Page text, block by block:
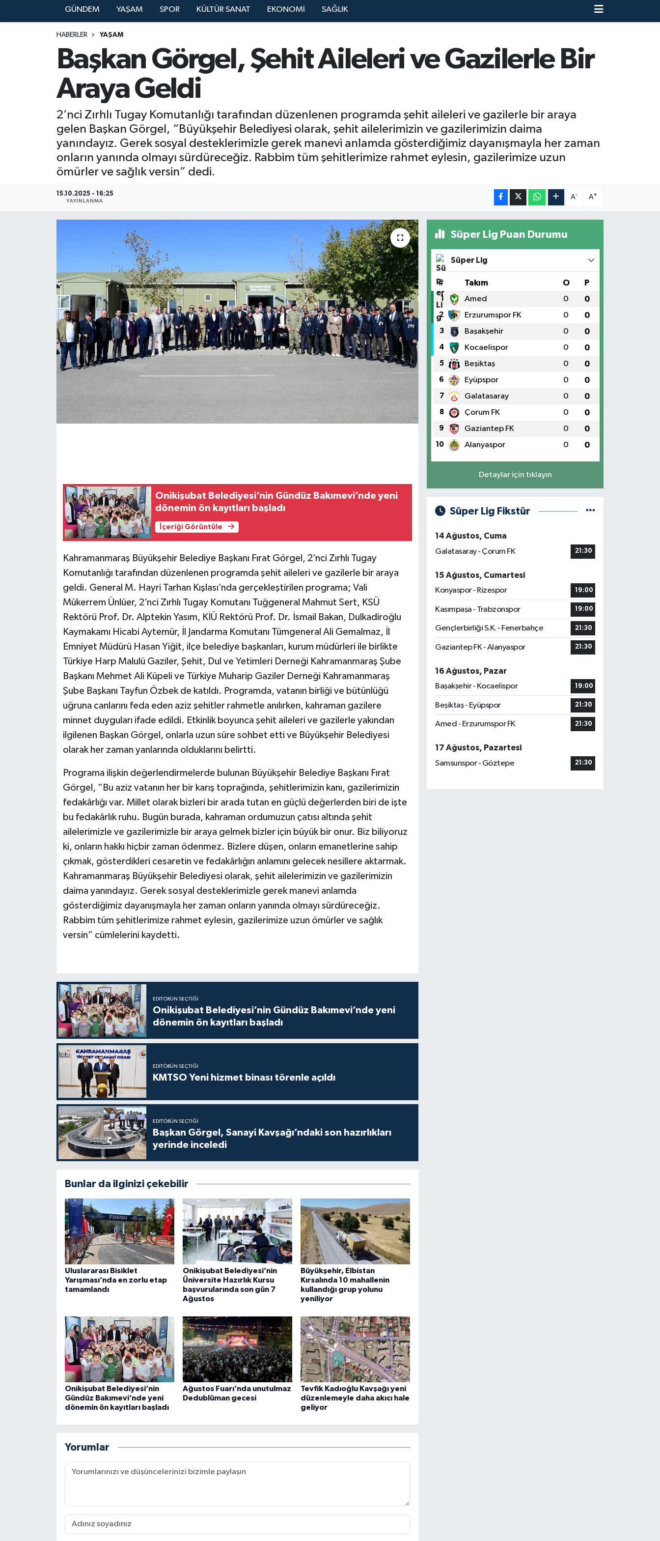
GÜNDEM YAŞAM SPOR KÜLTÜR SANAT EKONOMİ SAĞLIK
HABERLER YAŞAM
Başkan Görgel, Şehit Aileleri ve Gazilerle Bir
Araya Geldi
2’nci Zırhlı Tugay Komutanlığı tarafından düzenlenen programda şehit aileleri ve gazilerle bir araya
gelen Başkan Görgel, “Büyükşehir Belediyesi olarak, şehit ailelerimizin ve gazilerimizin daima
yanındayız. Gerek sosyal desteklerimizle gerek manevi anlamda gösterdiğimiz dayanışmayla her zaman
onların yanında olmayı sürdüreceğiz. Rabbim tüm şehitlerimize rahmet eylesin, gazilerimize uzun
ömürler ve sağlık versin” dedi.
15.10.2025 - 16:25
YAYINLANMA
A- A+
Onikişubat Belediyesi’nin Gündüz Bakımevi’nde yeni
dönemin ön kayıtları başladı
İçeriği Görüntüle
Kahramanmaraş Büyükşehir Belediye Başkanı Fırat Görgel, 2’nci Zırhlı Tugay
Komutanlığı tarafından düzenlenen programda şehit aileleri ve gazilerle bir araya
geldi. General M. Hayri Tarhan Kışlası’nda gerçekleştirilen programa; Vali
Mükerrem Ünlüer, 2’nci Zırhlı Tugay Komutanı Tuğgeneral Mahmut Sert, KSÜ
Rektörü Prof. Dr. Alptekin Yasım, KİÜ Rektörü Prof. Dr. İsmail Bakan, Dulkadiroğlu
Kaymakamı Hicabi Aytemür, İl Jandarma Komutanı Tümgeneral Ali Gemalmaz, İl
Emniyet Müdürü Hasan Yiğit, ilçe belediye başkanları, kurum müdürleri ile birlikte
Türkiye Harp Malulü Gaziler, Şehit, Dul ve Yetimleri Derneği Kahramanmaraş Şube
Başkanı Mehmet Ali Küpeli ve Türkiye Muharip Gaziler Derneği Kahramanmaraş
Şube Başkanı Tayfun Özbek de katıldı. Programda, vatanın birliği ve bütünlüğü
uğruna canlarını feda eden aziz şehitler rahmetle anılırken, kahraman gazilere
minnet duyguları ifade edildi. Etkinlik boyunca şehit aileleri ve gazilerle yakından
ilgilenen Başkan Görgel, onlarla uzun süre sohbet etti ve Büyükşehir Belediyesi
olarak her zaman yanlarında olduklarını belirtti.
Programa ilişkin değerlendirmelerde bulunan Büyükşehir Belediye Başkanı Fırat
Görgel, “Bu aziz vatanın her bir karış toprağında, şehitlerimizin kanı, gazilerimizin
fedakârlığı var. Millet olarak bizleri bir arada tutan en güçlü değerlerden biri de işte
bu fedakârlık ruhu. Bugün burada, kahraman ordumuzun çatısı altında şehit
ailelerimizle ve gazilerimizle bir araya gelmek bizler için büyük bir onur. Biz biliyoruz
ki, onların hakkı hiçbir zaman ödenmez. Bizlere düşen, onların emanetlerine sahip
çıkmak, gösterdikleri cesaretin ve fedakârlığın anlamını gelecek nesillere aktarmak.
Kahramanmaraş Büyükşehir Belediyesi olarak, şehit ailelerimizin ve gazilerimizin
daima yanındayız. Gerek sosyal desteklerimizle gerek manevi anlamda
gösterdiğimiz dayanışmayla her zaman onların yanında olmayı sürdüreceğiz.
Rabbim tüm şehitlerimize rahmet eylesin, gazilerimize uzun ömürler ve sağlık
versin” cümlelerini kaydetti.
EDITÖRÜN SEÇTIĞI
Onikişubat Belediyesi’nin Gündüz Bakımevi’nde yeni
dönemin ön kayıtları başladı
EDITÖRÜN SEÇTIĞI
KMTSO Yeni hizmet binası törenle açıldı
EDITÖRÜN SEÇTIĞI
Başkan Görgel, Sanayi Kavşağı’ndaki son hazırlıkları
yerinde inceledi
Bunlar da ilginizi çekebilir
Uluslararası Bisiklet
Yarışması’nda en zorlu etap
tamamlandı
Onikişubat Belediyesi’nin
Üniversite Hazırlık Kursu
başvurularında son gün 7
Ağustos
Büyükşehir, Elbistan
Kırsalında 10 mahallenin
kullandığı grup yolunu
yeniliyor
Onikişubat Belediyesi’nin
Gündüz Bakımevi’nde yeni
dönemin ön kayıtları başladı
Ağustos Fuarı’nda unutulmaz
Dedublüman gecesi
Tevfik Kadıoğlu Kavşağı yeni
düzenlemeyle daha akıcı hale
geliyor
Yorumlar
Süper Lig Puan Durumu
Süper Lig
# Takım O P
1 Amed 0 0
2 Erzurumspor FK 0 0
3 Başakşehir 0 0
4 Kocaelispor 0 0
5 Beşiktaş 0 0
6 Eyüpspor 0 0
7 Galatasaray 0 0
8 Çorum FK 0 0
9 Gaziantep FK 0 0
10 Alanyaspor 0 0
Detaylar için tıklayın
Süper Lig Fikstür
14 Ağustos, Cuma
Galatasaray - Çorum FK
21:30
15 Ağustos, Cumartesi
Konyaspor - Rizespor
19:00
Kasımpaşa - Trabzonspor 19:00
Gençlerbirliği S.K. - Fenerbahçe 21:30
Gaziantep FK - Alanyaspor 21:30
16 Ağustos, Pazar
Başakşehir - Kocaelispor
19:00
Beşiktaş - Eyüpspor 21:30
Amed - Erzurumspor FK 21:30
17 Ağustos, Pazartesi
Samsunspor - Göztepe
21:30